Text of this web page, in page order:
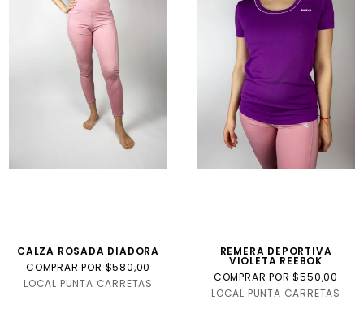
CALZA ROSADA DIADORA
COMPRAR POR $580,00
LOCAL PUNTA CARRETAS
REMERA DEPORTIVA
VIOLETA REEBOK
COMPRAR POR $550,00
LOCAL PUNTA CARRETAS